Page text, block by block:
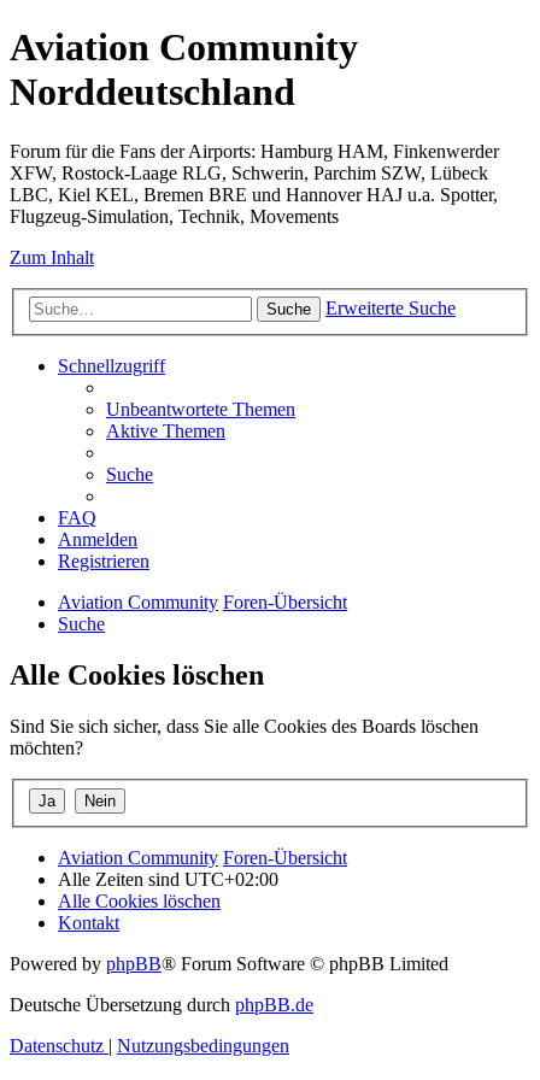
Aviation Community
Norddeutschland
Forum für die Fans der Airports: Hamburg HAM, Finkenwerder
XFW, Rostock-Laage RLG, Schwerin, Parchim SZW, Lübeck
LBC, Kiel KEL, Bremen BRE und Hannover HAJ u.a. Spotter,
Flugzeug-Simulation, Technik, Movements
Zum Inhalt
Suche Erweiterte Suche
Schnellzugriff
Unbeantwortete Themen
Aktive Themen
Suche
FAQ
Anmelden
Registrieren
Aviation Community Foren-Übersicht
Suche
Alle Cookies löschen
Sind Sie sich sicher, dass Sie alle Cookies des Boards löschen
möchten?
Aviation Community Foren-Übersicht
Alle Zeiten sind UTC+02:00
Alle Cookies löschen
Kontakt
Powered by phpBB® Forum Software © phpBB Limited
Deutsche Übersetzung durch phpBB.de
Datenschutz | Nutzungsbedingungen